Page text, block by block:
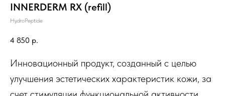
INNERDERM RX (refill)
HydroPeptide
4 850 р.
Инновационный продукт, созданный с целью
улучшения эстетических характеристик кожи, за